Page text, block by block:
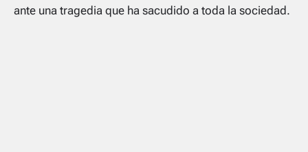
ante una tragedia que ha sacudido a toda la sociedad.